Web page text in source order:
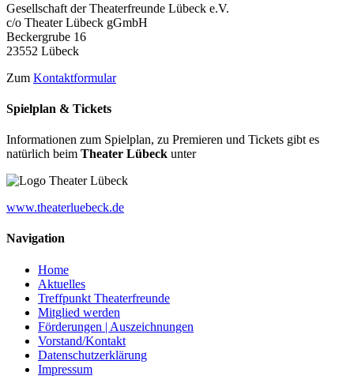
Gesellschaft der Theaterfreunde Lübeck e.V.
c/o Theater Lübeck gGmbH
Beckergrube 16
23552 Lübeck
Zum Kontaktformular
Spielplan & Tickets
Informationen zum Spielplan, zu Premieren und Tickets gibt es
natürlich beim Theater Lübeck unter
www.theaterluebeck.de
Navigation
Home
Aktuelles
Treffpunkt Theaterfreunde
Mitglied werden
Förderungen | Auszeichnungen
Vorstand/Kontakt
Datenschutzerklärung
Impressum